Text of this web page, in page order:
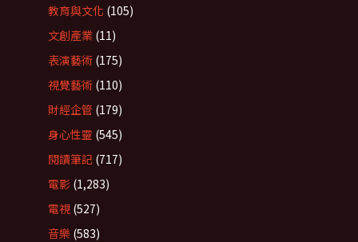
教育與文化 (105)
文創產業 (11)
表演藝術 (175)
視覺藝術 (110)
財經企管 (179)
身心性靈 (545)
閱讀筆記 (717)
電影 (1,283)
電視 (527)
音樂 (583)